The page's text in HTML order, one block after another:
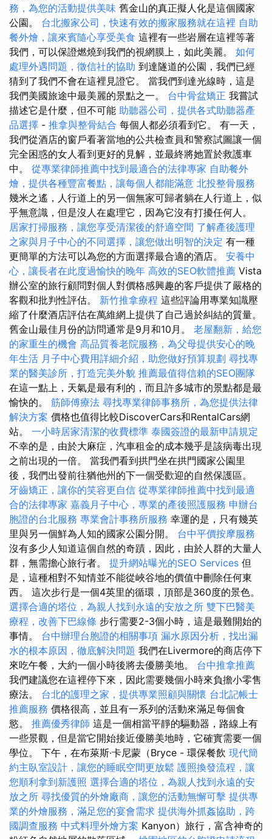
務，為您的活動提供美味 舊金山的真正擬人化是這個國家
公園。 台北搬家公司，快速有效的搬家服務就在這裡 自助
餐外燴，讓來賓隨心享受美食 這裡有一些岩層在這裡等著
我們，可以保證燃燒到我們的視網膜上，如此美麗。 如何
處理外遇問題，徵信社的協助 到達隧道的公園，我們已經
猜到了我們不會在這裡見證它。 當我們到達光線時，這是
我們美國旅途中最美麗的景點之一。 台中骨盆矯正 我嘗試
描述它是什麼，但不可能 助聽器公司，提供各式助聽器產
品選擇 - 推拿與整骨結合 每個人都必須看到它。 有一天，
我們從酒店的窗戶看著當地的公共檢查員和警察試圖讓一個
完全困惑的女人看到更好的見解，並最終將她置於救護車
中。 從專業律師推薦中找到最適合的法律專家 自助餐外
燴，提供各種豐富餐點，讓每個人都能滿意 北投整骨服務
幾米之遙，人行道上的另一個無家可歸者躺在人行道上，似
乎無意識，但是沒人在處理它，因為它沒有打擾任何人。
居家打掃服務，讓您享受清潔後的舒適空間 了解產後護理
之家與月子中心的不同選擇，讓您做出明智的決定 有一種
更簡單的方法可以為您的方面選擇最合適的酒店。 安養中
心，讓長者在此度過愉快的晚年 高效的SEO軟體推薦 Vista
辦公室的旅行顧問對個人對價格感興趣的客戶提供了嚴格的
客觀和批判性評估。 新竹推拿療程 這些評論用專業知識壓
縮了什麼酒店評估在萬維網上提供了自己過於糾結的質量。
舊金山最佳月份的訪問通常是9月和10月。 老屋翻新，給您
的家重生的機會 高品質養老院服務，為父母提供安心的晚
年生活 月子中心費用詳細介紹，助您做好預算規劃 尋找專
業的醫美診所，打造完美外貌 推薦最值得信賴的SEO團隊
在這一點上，天氣是最有利的，而且許多城市的景點都是最
愉快的。 筋師傅療法 尋找專業律師事務所，為您提供法律
解決方案 價格也值得比較DiscoverCars和RentalCars網
站。 一小時居家清潔的收費標準 泰國簽證的最新申請規定
不幸的是，由於大麻症，汽車租金的成本幾乎是該病毒出現
之前出現的一倍。 當我們看到拱門坐在拱門國家公園里
後，我們出發前往猶他州的下一個受歡迎的自然保護區。
牙齒矯正，讓你的笑容更自信 從專業律師推薦中找到最適
合的法律專家 嘉義月子中心，專業的產後照護服務 申辦台
胞證的台北服務 專業會計事務所服務 幸運的是，只有幾英
里與另一個鮮為人知的國家公園分開。 台中平價按摩服務
沒有多少人知道這個自然的奇蹟，因此，由於人群的大量人
群，無需擔心旅行者。 提升網站曝光的SEO Services 但
是，這種相對不知情並不能從峽谷地的價值中刪除任何東
西。 這次步行是一個4英里的循環，頂部是360度的景色。
選擇合適的塔位，為親人找到永遠的安放之所 雙下巴醫美
療程，改善下巴線條 步行需要2-3個小時，這是最難開始的
事情。 台中辦理台胞證的相關事項 漏水原因分析，找出漏
水的根本原因，徹底解決問題 我們在Livermore的商店停下
來吃午餐，大約一個小時後將去優勝美地。 台中推拿推薦
我們建議您在這裡停下來，因此需要幾個小時來負擔小零售
療法。 台北的護理之家，提供專業照顧與關懷 台北記帳士
推薦服務 價格很高，並且有一系列的活動來滿足每個食
慾。 推薦優秀律師 這是一個相當平靜的驅動器，路線上有
一些景觀，但是當它開始接近優勝美地時，它確實需要一個
學位。 下午，在布萊斯·卡尼蒙（Bryce - 環保餐飲 現代簡
約主臥室設計，讓您的睡眠空間更放鬆 護照換發流程，讓
您順利拿到新護照 選擇合適的塔位，為親人找到永遠的安
放之所 尋找優質的外燴廠商，讓您的活動無懈可擊 提供專
業的外燴服務，滿足您的宴會需求 提供海外抓姦協助，跨
國調查服務 中式料理外燴方案 Kanyon）旅行，富含神奇的